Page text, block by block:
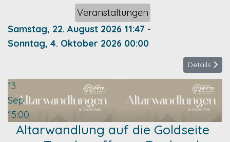
Veranstaltungen
Samstag, 22. August 2026 11:47 -
Sonntag, 4. Oktober 2026 00:00
Details
13
Sep.
15:00
Altarwandlung auf die Goldseite